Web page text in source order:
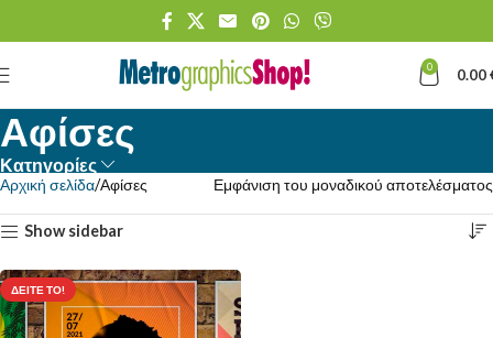
0 0.00
Αφίσες
Κατηγορίες
Αρχική σελίδα Αφίσες Εμφάνιση του μοναδικού αποτελέσματος
Show sidebar
ΔΕΊΤΕ ΤΟ!